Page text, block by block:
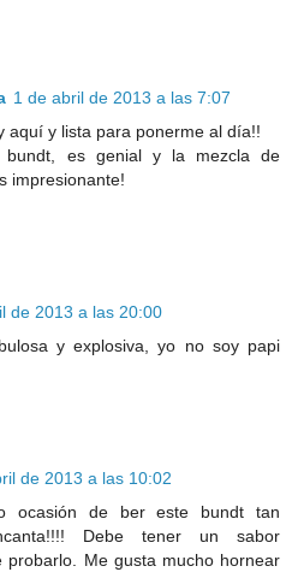
1 de abril de 2013 a las 7:07
aquí y lista para ponerme al día!!
bundt, es genial y la mezcla de
impresionante!
de 2013 a las 20:00
y explosiva, yo no soy papi
de 2013 a las 10:02
ocasión de ber este bundt tan
Debe tener un sabor
probarlo. Me gusta mucho hornear